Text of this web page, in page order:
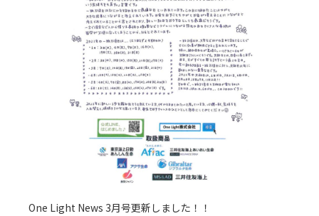
One Light News 3月号更新しました！！